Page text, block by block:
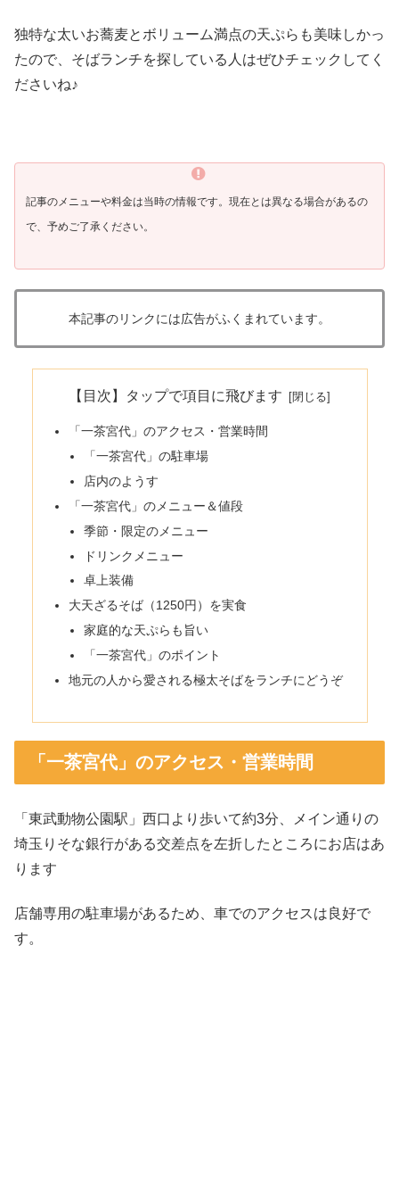
独特な太いお蕎麦とボリューム満点の天ぷらも美味しかっ
たので、そばランチを探している人はぜひチェックしてく
ださいね♪
記事のメニューや料金は当時の情報です。現在とは異なる場合があるの
で、予めご了承ください。
本記事のリンクには広告がふくまれています。
【目次】タップで項目に飛びます
「一茶宮代」のアクセス・営業時間
「一茶宮代」の駐車場
店内のようす
「一茶宮代」のメニュー＆値段
季節・限定のメニュー
ドリンクメニュー
卓上装備
大天ざるそば（1250円）を実食
家庭的な天ぷらも旨い
「一茶宮代」のポイント
地元の人から愛される極太そばをランチにどうぞ
「一茶宮代」のアクセス・営業時間
「東武動物公園駅」西口より歩いて約3分、メイン通りの
埼玉りそな銀行がある交差点を左折したところにお店はあ
ります
店舗専用の駐車場があるため、車でのアクセスは良好で
す。